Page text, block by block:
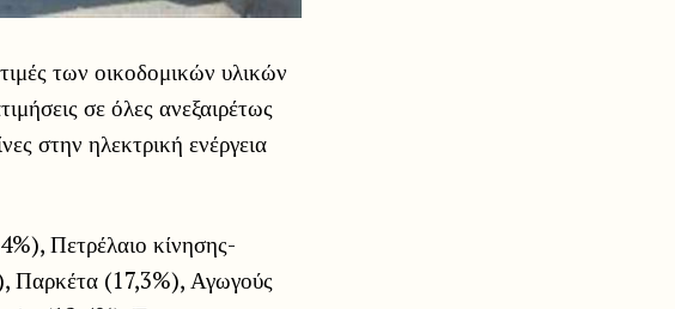
των οικοδομικών υλικών
σε όλες ανεξαιρέτως
στην ηλεκτρική ενέργεια
Πετρέλαιο κίνησης-
Παρκέτα (17,3%), Αγωγούς